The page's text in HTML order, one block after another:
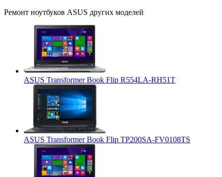
Ремонт ноутбуков ASUS других моделей
ASUS Transformer Book Flip R554LA-RH51T
ASUS Transformer Book Flip TP200SA-FV0108TS